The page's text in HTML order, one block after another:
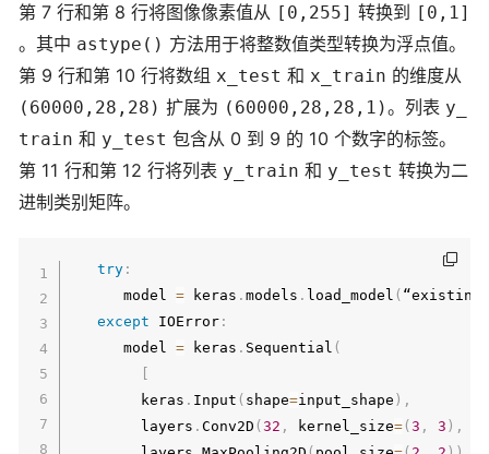
第 7 行和第 8 行将图像像素值从 [0,255] 转换到 [0,1]
。其中 astype() 方法用于将整数值类型转换为浮点值。
第 9 行和第 10 行将数组 x_test 和 x_train 的维度从
(60000,28,28) 扩展为 (60000,28,28,1)。列表 y_
train 和 y_test 包含从 0 到 9 的 10 个数字的标签。
第 11 行和第 12 行将列表 y_train 和 y_test 转换为二
进制类别矩阵。
try :
      model
= keras .models . load_model (
except IOError :
      model
= keras . Sequential (
        keras
. Input ( shape=input_shape ) ,
        layers
.Conv2D (32 , kernel_size=(3 , 3 ) ,